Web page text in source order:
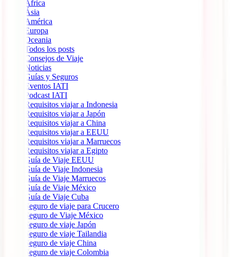
África
Ásia
América
Europa
Oceania
Todos los posts
Consejos de Viaje
Noticias
Guías y Seguros
Eventos IATI
Podcast IATI
Requisitos viajar a Indonesia
Requisitos viajar a Japón
Requisitos viajar a China
Requisitos viajar a EEUU
Requisitos viajar a Marruecos
Requisitos viajar a Egipto
Guía de Viaje EEUU
Guía de Viaje Indonesia
Guía de Viaje Marruecos
Guía de Viaje México
Guía de Viaje Cuba
Seguro de viaje para Crucero
Seguro de Viaje México
Seguro de viaje Japón
Seguro de viaje Tailandia
Seguro de viaje China
Seguro de viaje Colombia